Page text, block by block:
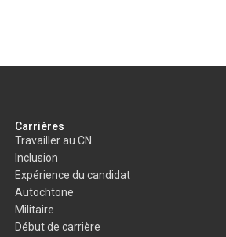
Carrières
Travailler au CN
Inclusion
Expérience du candidat
Autochtone
Militaire
Début de carrière